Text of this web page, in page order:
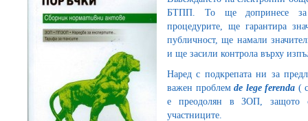
БТПП. То ще допринесе за
процедурите, ще гарантира
публичност, ще намали
и ще засили контрола върху
Наред с подкрепата ни за
важен проблемde lege ferenda (
е преодолян в ЗОП, защото
участниците.